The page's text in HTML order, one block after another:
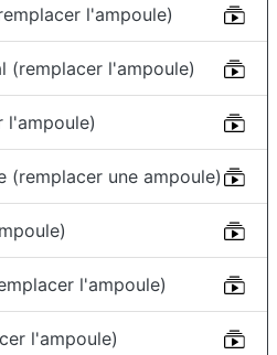
l'ampoule)
(remplacer l'ampoule)
l'ampoule)
(remplacer une ampoule)
l'ampoule)
l'ampoule)